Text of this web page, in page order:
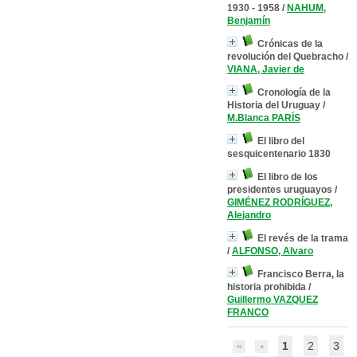
1930 - 1958 / NAHUM,
Benjamín
Crónicas de la
revolución del Quebracho /
VIANA, Javier de
Cronología de la
Historia del Uruguay /
M.Blanca PARÍS
El libro del
sesquicentenario 1830
El libro de los
presidentes uruguayos /
GIMÉNEZ RODRÍGUEZ,
Alejandro
El revés de la trama
/ ALFONSO, Alvaro
Francisco Berra, la
historia prohibida /
Guillermo VAZQUEZ
FRANCO
1 2 3